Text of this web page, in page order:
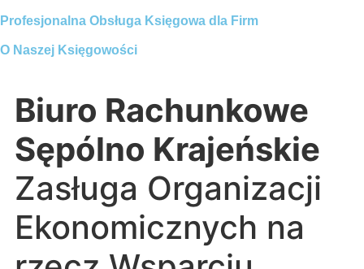
Profesjonalna Obsługa Księgowa dla Firm
O Naszej Księgowości
Biuro Rachunkowe
Sępólno Krajeńskie
Zasługa Organizacji
Ekonomicznych na